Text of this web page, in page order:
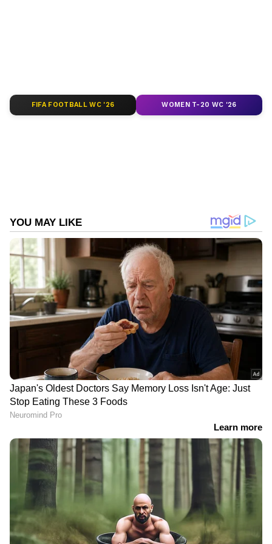
DOWNLOAD APP
RECOMMENDED STORIES
വോൾ സ്ട്രീറ്റ് ജേർണൽ
സിഇഒ കൗൺസിലിൽ ഇടം
നേടി ലുലു ഫിനാൻഷ്യൽ
ഹോൾഡിംഗ്സിന്റെ അദീബ്
അഹമ്മദ്
`പ്രിയദർശിനി'
പദ്ധതിക്കായി 600 കോടി;
സംസ്ഥാന ബജറ്റ്
അവതരിപ്പിച്ച് മുഖ്യമന്ത്രി
വിഡി സതീശൻ, ആശ